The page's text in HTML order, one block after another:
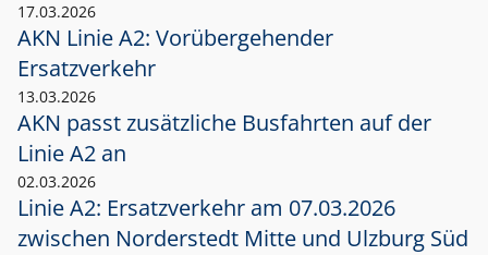
17.03.2026
AKN Linie A2: Vorübergehender
Ersatzverkehr
13.03.2026
AKN passt zusätzliche Busfahrten auf der
Linie A2 an
02.03.2026
Linie A2: Ersatzverkehr am 07.03.2026
zwischen Norderstedt Mitte und Ulzburg Süd